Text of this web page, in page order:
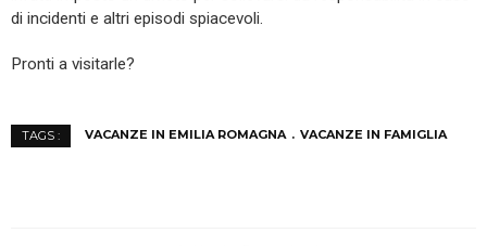
di incidenti e altri episodi spiacevoli.
Pronti a visitarle?
TAGS : VACANZE IN EMILIA ROMAGNA VACANZE IN FAMIGLIA